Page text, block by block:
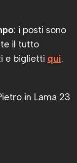
: i posti sono
il tutto
e biglietti qui.
in Lama 23